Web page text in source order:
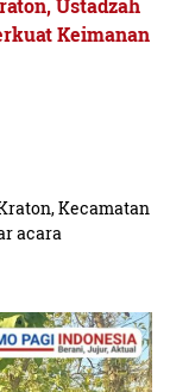
Ustadzah
Keimanan
Kecamatan
acara